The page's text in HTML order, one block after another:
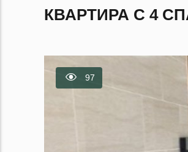
КВАРТИРА С 4
97